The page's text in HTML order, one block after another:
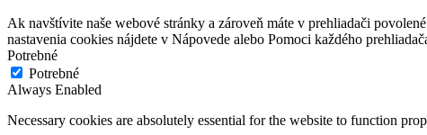
Ak navštívite naše webové stránky a zároveň máte v prehliadači
nastavenia cookies nájdete v Nápovede alebo Pomoci každého
Potrebné
Potrebné
Always Enabled
Necessary cookies are absolutely essential for the website to function